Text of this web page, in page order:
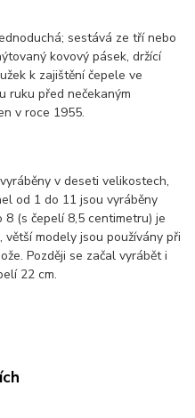
sestává ze tří nebo
kovový pásek, držící
k zajištění čepele ve
ruku před nečekaným
v roce 1955.
v deseti velikostech,
od 1 do 11 jsou vyráběny
(s čepelí 8,5 centimetru) je
větší modely jsou používány při
Později se začal vyrábět i
22 cm.